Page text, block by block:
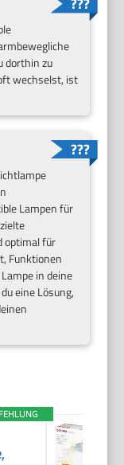
dorthin zu
wechselst, ist
Lampen für
optimal für
Funktionen
in deine
eine Lösung,